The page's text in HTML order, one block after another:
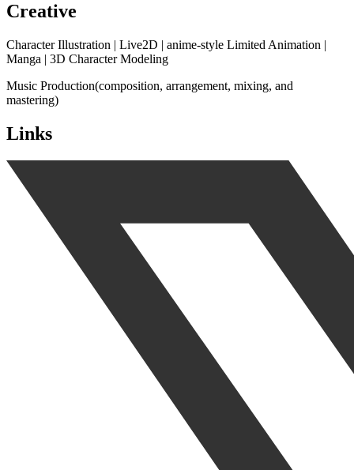
Creative
Character Illustration | Live2D | anime-style Limited Animation |
Manga | 3D Character Modeling
Music Production(composition, arrangement, mixing, and
mastering)
Links